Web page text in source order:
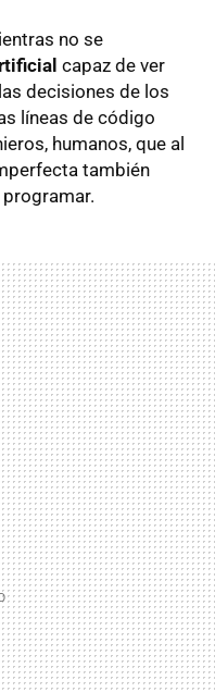
no se
capaz de ver
decisiones de los
líneas de código
humanos, que al
también